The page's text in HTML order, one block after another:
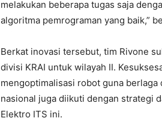
melakukan beberapa tugas saja
algoritma pemrograman yang baik,”
Berkat inovasi tersebut, tim Rivone
divisi KRAI untuk wilayah II.
mengoptimalisasi robot guna
nasional juga diikuti dengan strategi
Elektro ITS ini.